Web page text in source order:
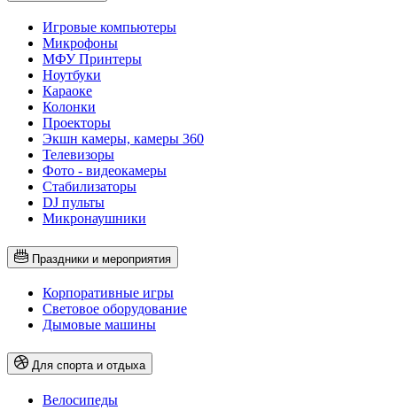
Игровые компьютеры
Микрофоны
МФУ Принтеры
Ноутбуки
Караоке
Колонки
Проекторы
Экшн камеры, камеры 360
Телевизоры
Фото - видеокамеры
Стабилизаторы
DJ пульты
Микронаушники
Праздники и мероприятия
Корпоративные игры
Световое оборудование
Дымовые машины
Для спорта и отдыха
Велосипеды